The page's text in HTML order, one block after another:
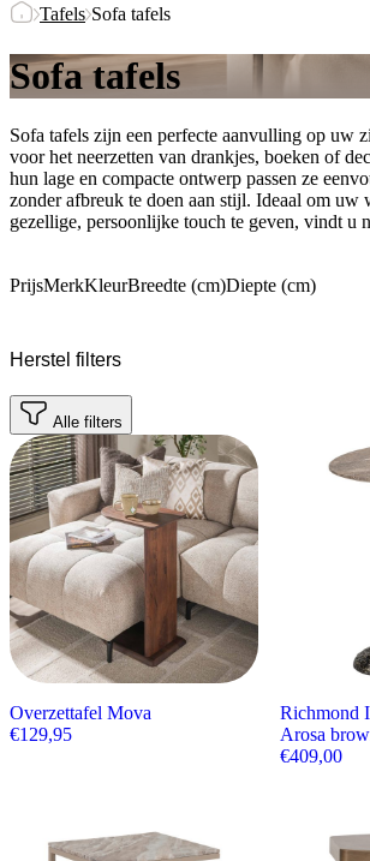
Tafels Sofa tafels
Sofa tafels
Sofa tafels zijn een perfecte aanvulling op uw
voor het neerzetten van drankjes, boeken of
hun lage en compacte ontwerp passen ze
zonder afbreuk te doen aan stijl. Ideaal om uw
gezellige, persoonlijke touch te geven, vindt u
PrijsMerkKleurBreedte (cm)Diepte (cm)
Herstel filters
Alle filters
Overzettafel Mova
€129,95
Richmond
Arosa
€409,00